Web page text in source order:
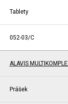
Tablety
052-03/C
ALAVIS
Prášek